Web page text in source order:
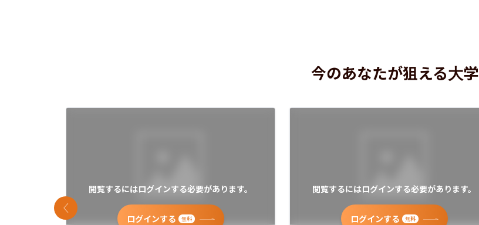
今のあなたが狙える大学
閲覧するにはログインする必要があります。
ログインする 無料
閲覧するにはログインする必要があります。
ログインする 無料
前のスライド